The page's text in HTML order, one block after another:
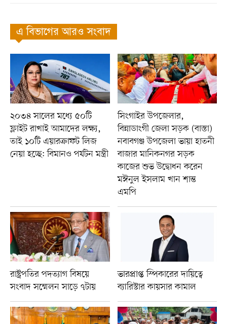
এ বিভাগের আরও সংবাদ
২০৩৪ সালের মধ্যে ৫০টি
ফ্লাইট রাখাই আমাদের লক্ষ্য,
তাই ১০টি এয়ারক্রাফট লিজ
নেয়া হচ্ছে: বিমানও পর্যটন মন্ত্রী
সিংগাইর উপজেলার,
বিন্নাডাংগী জেলা সড়ক (বাস্তা)
নবাবগঞ্জ উপজেলা ভায়া হাতনী
বাজার মানিকনগর সড়ক
কাজের শুভ উদ্বোধন করেন
মঈনুল ইসলাম খান শান্ত
এমপি
রাষ্ট্রপতির পদত্যাগ বিষয়ে
সংবাদ সম্মেলন সাড়ে ৭টায়
ভারপ্রাপ্ত স্পিকারের দায়িত্বে
ব্যারিস্টার কায়সার কামাল